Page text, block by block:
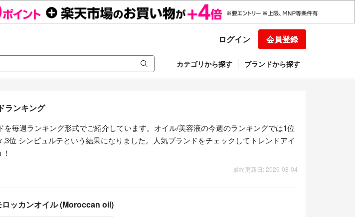
ログイン 会員登録
カテゴリから探す ブランドから探す
ランキング
を毎週ランキング形式でご紹介しています。オイル/美容液の今週のランキングでは1位
位 シンピュルテという結果になりました。人気ブランドをチェックしてトレンドアイ
最終更新日: 2026-08-04
ロッカンオイル (Moroccan oil)